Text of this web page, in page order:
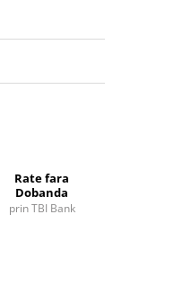
Rate fara
Dobanda
prin TBI Bank